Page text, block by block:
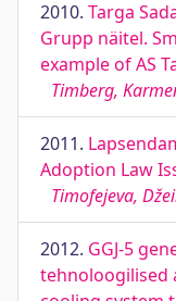
2010. Targa
Grupp näitel.
example of AS
Timberg,
2011.
Adoption Law
Timofejeva,
2012. GGJ-5
tehnoloogilised